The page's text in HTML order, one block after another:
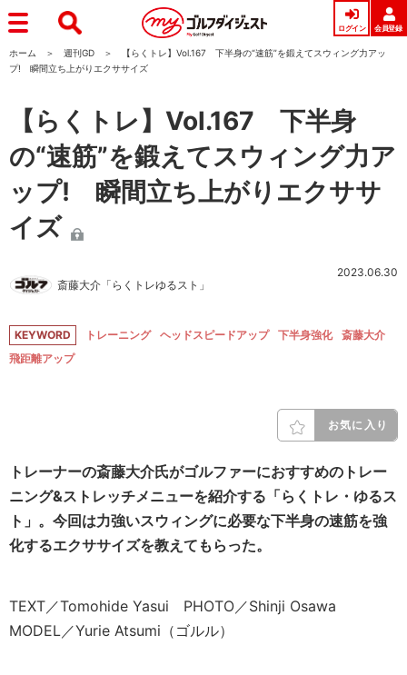
ログイン 会員登録
ホーム 週刊GD
【らくトレ】Vol.167 下半身の“速筋”を鍛えてスウィング力アッ
プ! 瞬間立ち上がりエクササイズ
【らくトレ】Vol.167 下半身
の“速筋”を鍛えてスウィング力ア
ップ! 瞬間立ち上がりエクササ
イズ
斎藤大介「らくトレゆるスト」
2023.06.30
KEYWORD トレーニング ヘッドスピードアップ 下半身強化
斎藤大介
飛距離アップ
お気に入り
トレーナーの斎藤大介氏がゴルファーにおすすめのトレー
ニング&ストレッチメニューを紹介する「らくトレ・ゆるス
ト」。今回は力強いスウィングに必要な下半身の速筋を強
化するエクササイズを教えてもらった。
TEXT／Tomohide Yasui PHOTO／Shinji Osawa
MODEL／Yurie Atsumi（ゴルル）